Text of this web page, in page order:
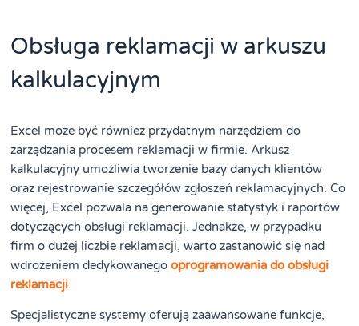
Obsługa reklamacji w arkuszu
kalkulacyjnym
Excel może być również przydatnym narzędziem do
zarządzania procesem reklamacji w firmie. Arkusz
kalkulacyjny umożliwia tworzenie bazy danych klientów
oraz rejestrowanie szczegółów zgłoszeń reklamacyjnych. Co
więcej, Excel pozwala na generowanie statystyk i raportów
dotyczących obsługi reklamacji. Jednakże, w przypadku
firm o dużej liczbie reklamacji, warto zastanowić się nad
wdrożeniem dedykowanegooprogramowania do obsługi
reklamacji.
Specjalistyczne systemy oferują zaawansowane funkcje,